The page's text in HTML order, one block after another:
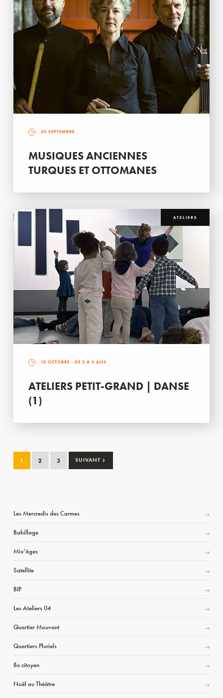
30 SEPTEMBRE
MUSIQUES ANCIENNES
TURQUES ET OTTOMANES
ATELIERS
10 OCTOBRE - DE 2 À 3 ANS
ATELIERS PETIT-GRAND | DANSE
(1)
1 2 3 SUIVANT ›
Les Mercredis des Carmes
Babillage
Mix’âges
Satellite
BIP
Les Ateliers 04
Quartier Mouvant
Quartiers Pluriels
Ilo citoyen
Noël au Théâtre